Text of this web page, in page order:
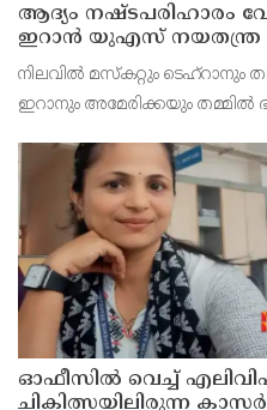
ആദ്യം നഷ്ടപരിഹാരം
ഇറാന്‍ യുഎസ് നയതന്ത്ര
അനിശ്ചിതത്വം
നിലവില്‍ മസ്‌കറ്റും ടെഹ്റാനും
ഇറാനും അമേരിക്കയും തമ്മില്‍
കാണുന്നത്.
ഓഫീസില്‍ വെച്ച്
ചികിത്സയിലിരുന്ന